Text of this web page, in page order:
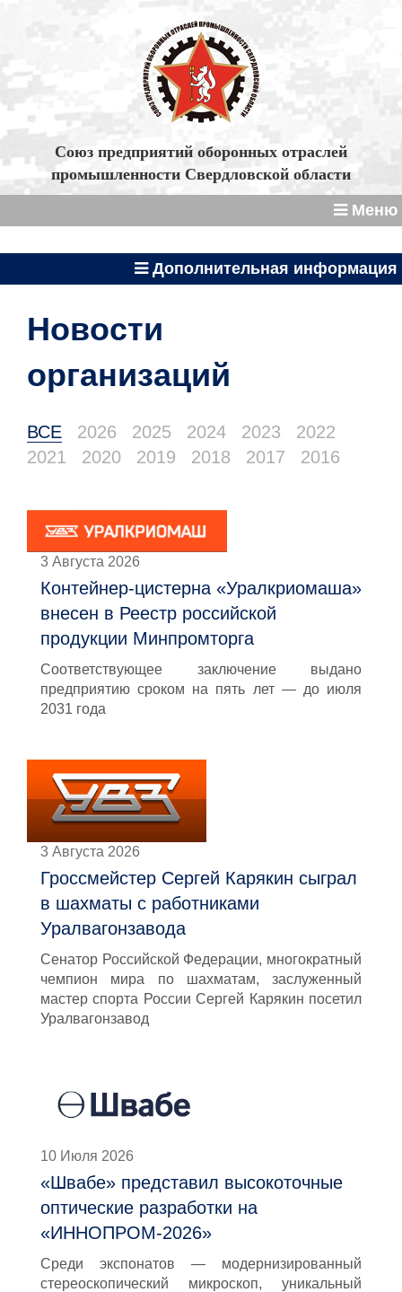
Союз предприятий оборонных отраслей
промышленности Свердловской области
Меню
Дополнительная информация
Новости
организаций
ВСЕ 2026 2025 2024 2023
2022
2021
2020 2019 2018 2017 2016
3 Августа 2026
Контейнер-цистерна «Уралкриомаша»
внесен в Реестр российской
продукции Минпромторга
Соответствующее заключение выдано
предприятию сроком на пять лет — до июля
2031 года
3 Августа 2026
Гроссмейстер Сергей Карякин сыграл
в шахматы с работниками
Уралвагонзавода
Сенатор Российской Федерации, многократный
чемпион мира по шахматам, заслуженный
мастер спорта России Сергей Карякин посетил
Уралвагонзавод
10 Июля 2026
«Швабе» представил высокоточные
оптические разработки на
«ИННОПРОМ-2026»
Среди экспонатов — модернизированный
стереоскопический микроскоп, уникальный